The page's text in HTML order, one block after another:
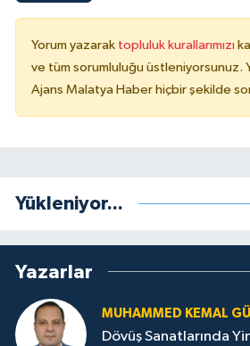
Yorum yazarak topluluk kurallarımızı
ve tüm sorumluluğu üstleniyorsunuz.
Ajans Malatya Haber hiçbir şekilde
Yükleniyor...
Yazarlar
MUHAMMED KEMAL
Dövüş Sanatlarında